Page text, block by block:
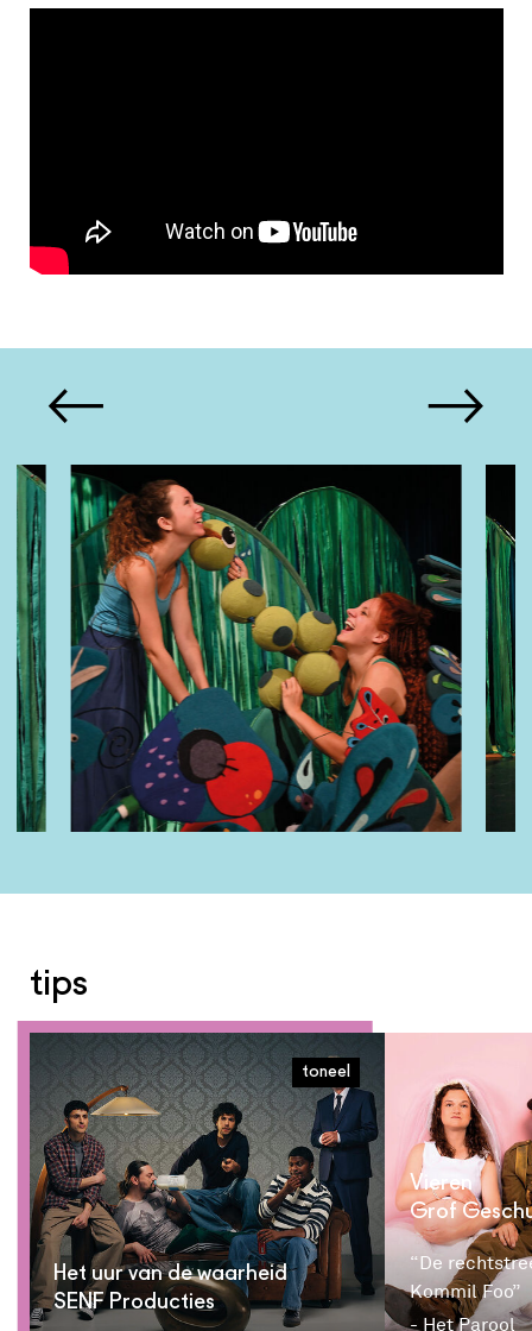
van der Meulen en Sarah
tips
Het uur van de waarheid
toneel
SENF Producties
Vieren
Grof
“De
Kommil Foo”
- Het Parool